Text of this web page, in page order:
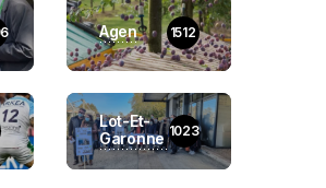
Agen 1512
Lot-Et-
Garonne 1023